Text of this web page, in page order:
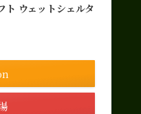
ウェットシェルタ